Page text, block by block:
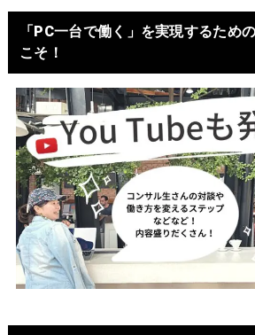
「PC一台で働く」を実現するため
こそ！